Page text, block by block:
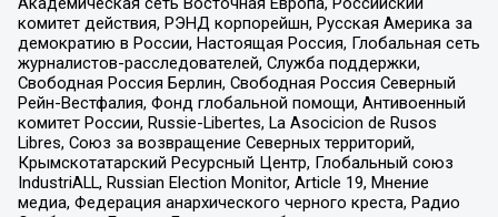
комитет действия, РЭНД корпорейшн, Русская Америка за
демократию в России, Настоящая Россия, Глобальная сеть
журналистов-расследователей, Служба поддержки,
Свободная Россия Берлин, Свободная Россия Северный
Рейн-Вестфалия, Фонд глобальной помощи, Антивоенный
комитет России, Russie-Libertes, La Asocicion de Rusos
Libres, Союз за возвращение Северных территорий,
Крымскотатарский Ресурсный Центр, Глобальный союз
IndustriALL, Russian Election Monitor, Article 19, Мнение
медиа, Федерация анархического черного креста, Радио